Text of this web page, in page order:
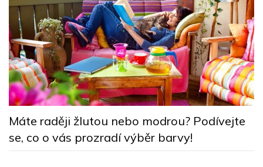
Máte raději žlutou nebo modrou? Podívejte
se, co o vás prozradí výběr barvy!